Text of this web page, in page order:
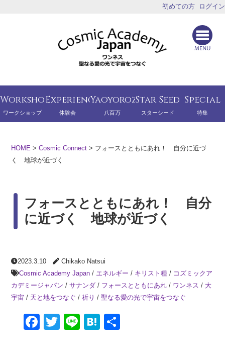
初めての方 ログイン
Workshop
ワークショップ
Experience
体験会
Yaoyorozu
八百万
Star Seed
スターシード
Special
特集
HOME >Cosmic Connect > フォースとともにあれ！ 自分に近づ
く 地球が近づく
フォースとともにあれ！ 自分
に近づく 地球が近づく
2023.3.10
Chikako Natsui
Cosmic Academy Japan / エネルギー / キリスト種 / コズミックア
カデミージャパン /サナンダ / フォースとともにあれ / ワンネス / 大
宇宙 / 天と地をつなぐ /祈り /聖なる愛の光で宇宙をつなぐ
Facebook
Twitter
LineHatena
共